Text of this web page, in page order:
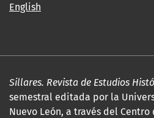
English
Sillares. Revista de Estudios
semestral editada por la
Nuevo León, a través del Centro